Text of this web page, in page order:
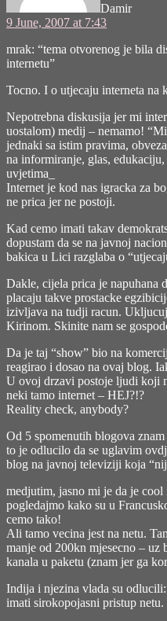
Damir
9 June, 2007 at 7:43
mrak: “tema otvorenog je bila
internetu”
Tocno. I o utjecaju interneta na
Nepotrebna diskusija jer mi
uostalom) medij – nemamo!
jednaki sa istim pravima,
na informiranje, glas,
uvjetima_
Internet je kod nas igracka za
ne prica jer ne postoji.
Kad cemo imati takav
dopustam da se na javnoj
bakica u Lici razglaba o
Dakle, cijela prica je napuhana
placaju takve prostacke
izivljava na tudji racun.
Kirinom. Skinite nam se
Da je taj “show” bio na
reagirao i dosao na ovaj blog.
U ovoj drzavi postoje ljudi koji
neki tamo internet – HEJ?!?
Reality check, anybody?
Od 5 spomenutih blogova
to je odlucilo da se uglavim
blog na javnoj televiziji koja
medjutim, jasno mi je da je cool
pogledajmo kako su u
cemo tako!
Ali tamo vecina jest na netu.
manje od 200kn mjesecno –
kanala u paketu (znam jer ga
Indija i njezina vlada su
imati sirokopojasni pristup